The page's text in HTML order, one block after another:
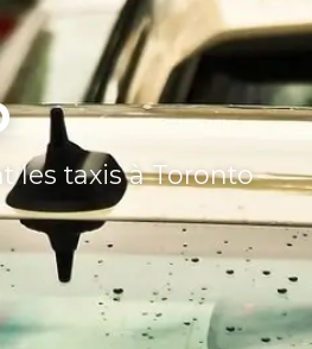
les taxis à Toronto